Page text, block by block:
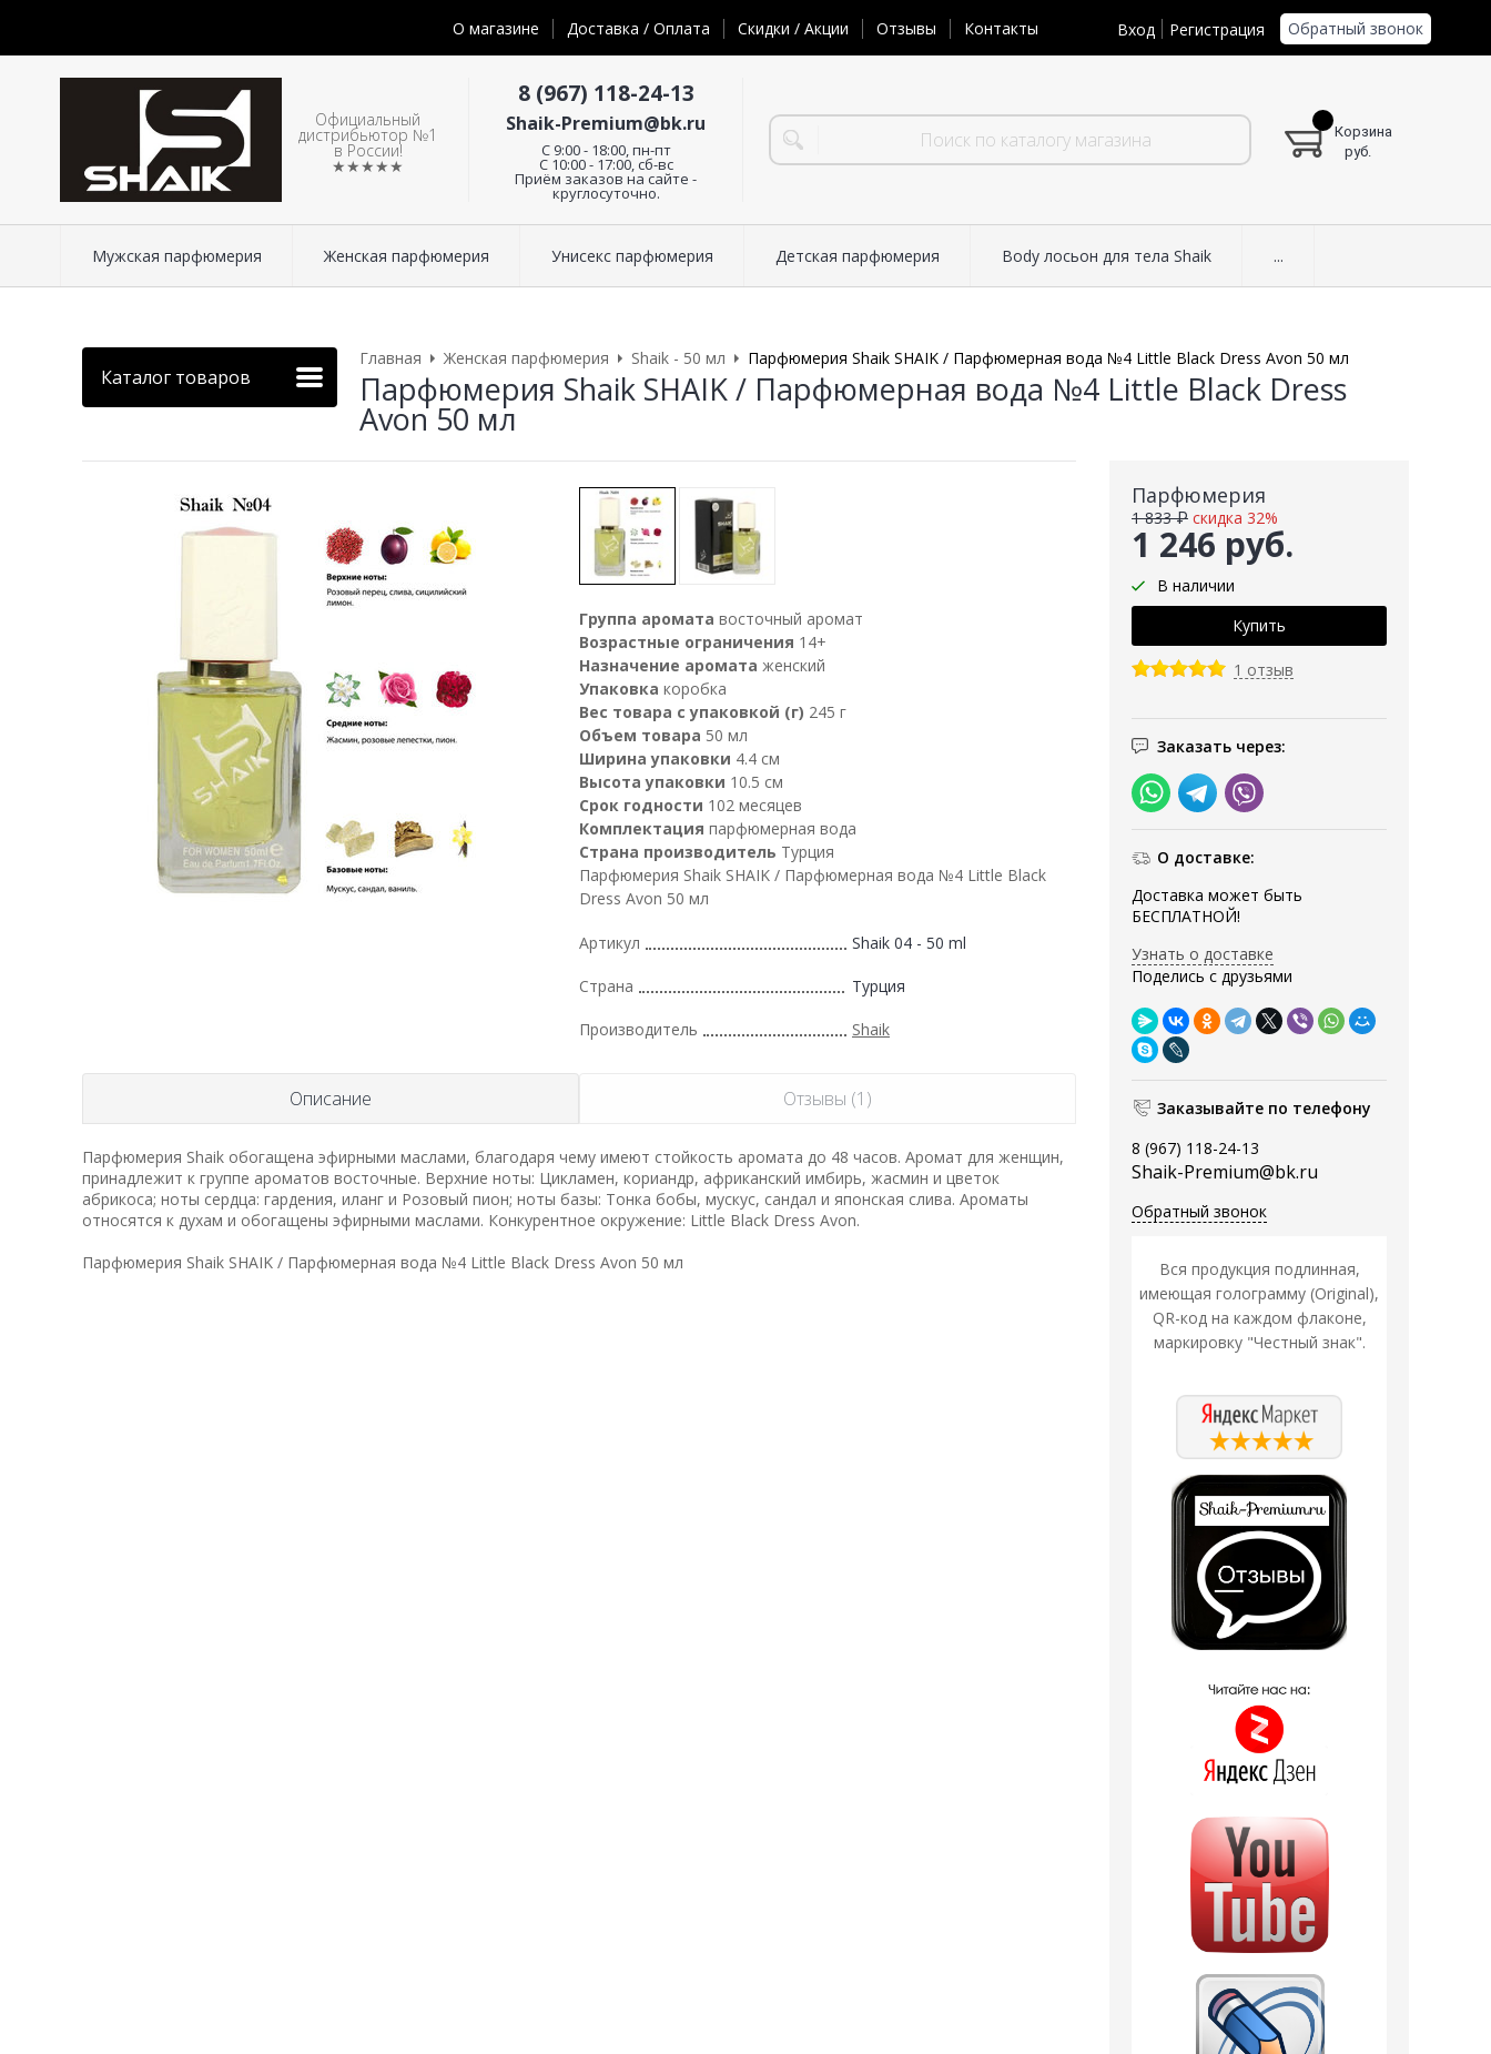
О магазине Доставка / Оплата Скидки / Акции Отзывы Контакты Вход Регистрация Обратный звонок
Официальный
дистрибьютор №1
в России!
★★★★★
8 (967) 118-24-13
Shaik-Premium@bk.ru
C 9:00 - 18:00, пн-пт
С 10:00 - 17:00, сб-вс
Приём заказов на сайте -
круглосуточно.
Корзина
руб.
Мужская парфюмерия Женская парфюмерия Унисекс парфюмерия Детская парфюмерия Body лосьон для тела Shaik ...
Каталог товаров
Главная Женская парфюмерия Shaik - 50 мл Парфюмерия Shaik SHAIK / Парфюмерная вода №4 Little Black Dress Avon 50 мл
Парфюмерия Shaik SHAIK / Парфюмерная вода №4 Little Black Dress
Avon 50 мл
Парфюмерия
1 246 руб.
1 833 ₽ скидка 32%
В наличии
1 отзыв
Заказать через:
О доставке:
Доставка может быть
БЕСПЛАТНОЙ!
Узнать о доставке
Поделись с друзьями
Заказывайте по телефону
8 (967) 118-24-13
Shaik-Premium@bk.ru
Обратный звонок
Вся продукция подлинная,
имеющая голограмму (Original),
QR-код на каждом флаконе,
маркировку "Честный знак".
Группа аромата восточный аромат
Возрастные ограничения 14+
Назначение аромата женский
Упаковка коробка
Вес товара с упаковкой (г) 245 г
Объем товара 50 мл
Ширина упаковки 4.4 см
Высота упаковки 10.5 см
Срок годности 102 месяцев
Комплектация парфюмерная вода
Страна производитель Турция
Парфюмерия Shaik SHAIK / Парфюмерная вода №4 Little Black
Dress Avon 50 мл
Артикул Shaik 04 - 50 ml
Страна Турция
Производитель Shaik
Описание Отзывы (1)
Парфюмерия Shaik обогащена эфирными маслами, благодаря чему имеют стойкость аромата до 48 часов. Аромат для женщин,
принадлежит к группе ароматов восточные. Верхние ноты: Цикламен, кориандр, африканский имбирь, жасмин и цветок
абрикоса; ноты сердца: гардения, иланг и Розовый пион; ноты базы: Тонка бобы, мускус, сандал и японская слива. Ароматы
относятся к духам и обогащены эфирными маслами. Конкурентное окружение: Little Black Dress Avon.
Парфюмерия Shaik SHAIK / Парфюмерная вода №4 Little Black Dress Avon 50 мл